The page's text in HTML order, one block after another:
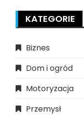
KATEGORIE
Biznes
Dom i ogród
Motoryzacja
Przemysł